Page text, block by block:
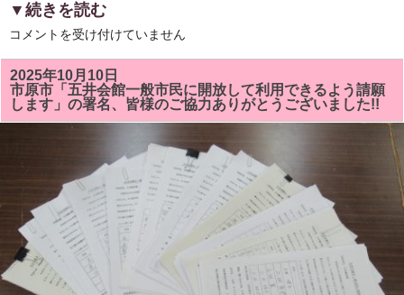
▼続きを読む
君
市
役
所
地
下
に
堂」
で
房
総
太
巻
き
コメントを受け付けていません
2025年10月10日
市原市「五井会館一般市民に開放して利用できるよう請願
します」の署名、皆様のご協力ありがとうございました!!